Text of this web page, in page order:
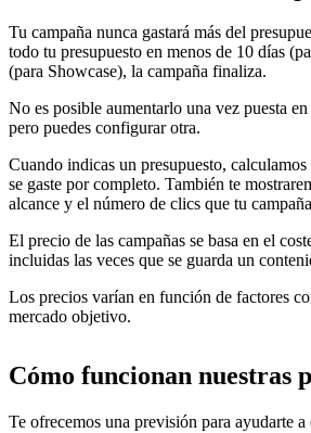
Tu campaña nunca gastará más del
todo tu presupuesto en menos de 10 días
(para Showcase), la campaña finaliza.
No es posible aumentarlo una vez puesta
pero puedes configurar otra.
Cuando indicas un presupuesto,
se gaste por completo. También te
alcance y el número de clics que tu
El precio de las campañas se basa en el
incluidas las veces que se guarda un
Los precios varían en función de factores
mercado objetivo.
Cómo funcionan nuestras
Te ofrecemos una previsión para ayudarte